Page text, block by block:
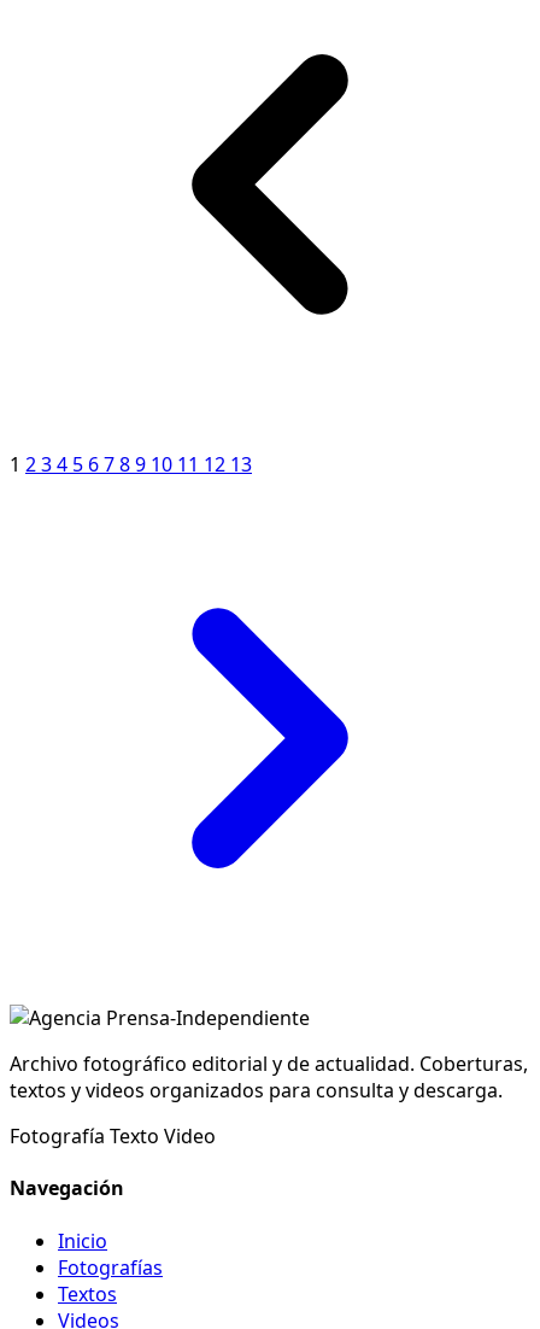
1 234 5 6789 10 11 12 13
Archivo fotográfico editorial y de actualidad. Coberturas,
textos y videos organizados para consulta y descarga.
Fotografía Texto Video
Navegación
Inicio
Fotografías
Textos
Videos